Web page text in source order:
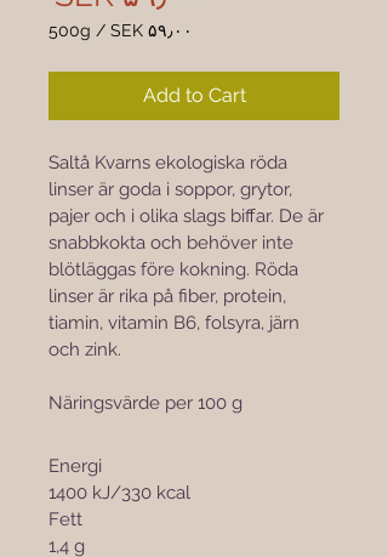
‎SEK ۵۹٫۰۰ /
500g
Add to Cart
Saltå Kvarns ekologiska röda
linser är goda i soppor, grytor,
pajer och i olika slags biffar. De är
snabbkokta och behöver inte
blötläggas före kokning. Röda
linser är rika på fiber, protein,
tiamin, vitamin B6, folsyra, järn
och zink.
Näringsvärde per 100 g
Energi
1400 kJ/330 kcal
Fett
1,4 g